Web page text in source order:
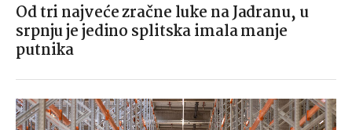
Od tri najveće zračne luke na Jadranu, u
srpnju je jedino splitska imala manje
putnika